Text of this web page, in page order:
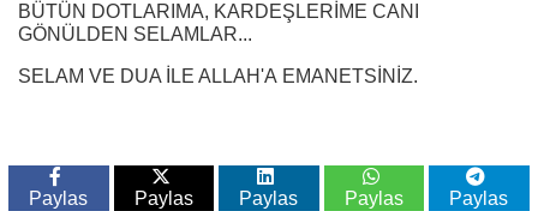
BÜTÜN DOTLARIMA, KARDEŞLERİME CANI
GÖNÜLDEN SELAMLAR...
SELAM VE DUA İLE ALLAH'A EMANETSİNİZ.
Paylas Paylas Paylas Paylas Paylas